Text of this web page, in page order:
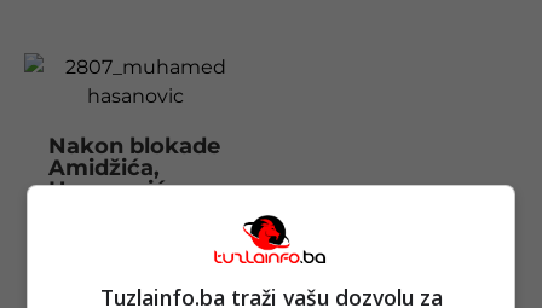
Nakon blokade
Amidžića,
Hasanović
tehnologije
Tuzlainfo.ba traži vašu dozvolu za